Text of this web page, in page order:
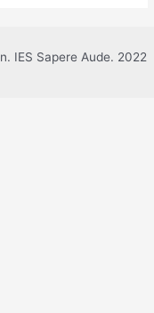
IES Sapere Aude. 2022